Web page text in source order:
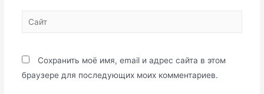
Сайт
Сохранить моё имя, email и адрес сайта в этом
браузере для последующих моих комментариев.